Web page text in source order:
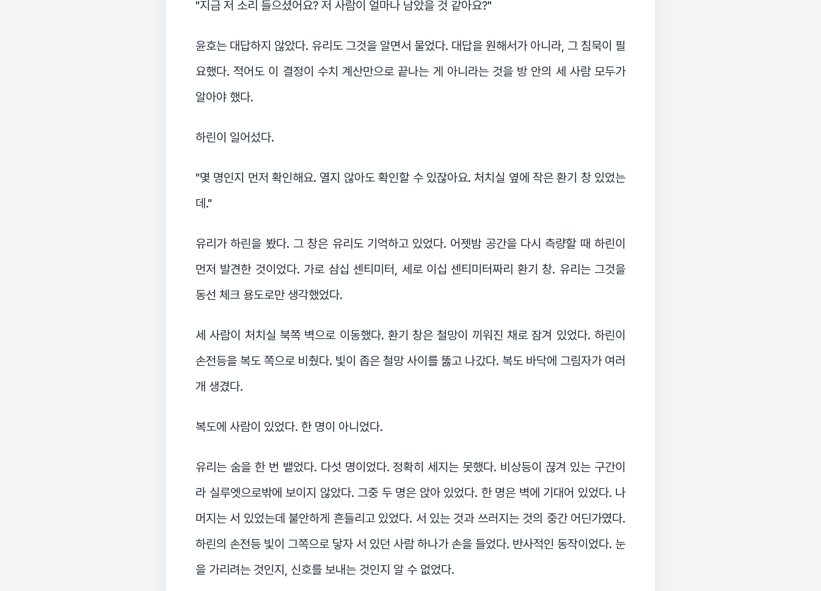
"지금 저 소리 들으셨어요? 저 사람이 얼마나 남았을 것 같아요?"
윤호는 대답하지 않았다. 유리도 그것을 알면서 물었다. 대답을 원해서가 아니라, 그 침묵이 필
요했다. 적어도 이 결정이 수치 계산만으로 끝나는 게 아니라는 것을 방 안의 세 사람 모두가
알아야 했다.
하린이 일어섰다.
"몇 명인지 먼저 확인해요. 열지 않아도 확인할 수 있잖아요. 처치실 옆에 작은 환기 창 있었는
데."
유리가 하린을 봤다. 그 창은 유리도 기억하고 있었다. 어젯밤 공간을 다시 측량할 때 하린이
먼저 발견한 것이었다. 가로 삼십 센티미터, 세로 이십 센티미터짜리 환기 창. 유리는 그것을
동선 체크 용도로만 생각했었다.
세 사람이 처치실 북쪽 벽으로 이동했다. 환기 창은 철망이 끼워진 채로 잠겨 있었다. 하린이
손전등을 복도 쪽으로 비췄다. 빛이 좁은 철망 사이를 뚫고 나갔다. 복도 바닥에 그림자가 여러
개 생겼다.
복도에 사람이 있었다. 한 명이 아니었다.
유리는 숨을 한 번 뱉었다. 다섯 명이었다. 정확히 세지는 못했다. 비상등이 끊겨 있는 구간이
라 실루엣으로밖에 보이지 않았다. 그중 두 명은 앉아 있었다. 한 명은 벽에 기대어 있었다. 나
머지는 서 있었는데 불안하게 흔들리고 있었다. 서 있는 것과 쓰러지는 것의 중간 어딘가였다.
하린의 손전등 빛이 그쪽으로 닿자 서 있던 사람 하나가 손을 들었다. 반사적인 동작이었다. 눈
을 가리려는 것인지, 신호를 보내는 것인지 알 수 없었다.